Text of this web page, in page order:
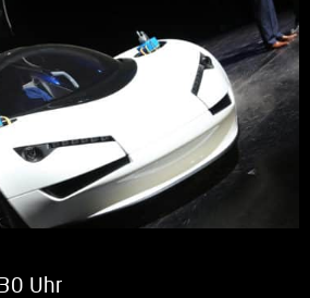
Uhr